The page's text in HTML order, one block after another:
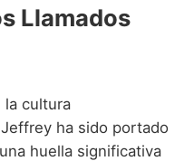
Llamados
la cultura
ha sido portado
huella significativa